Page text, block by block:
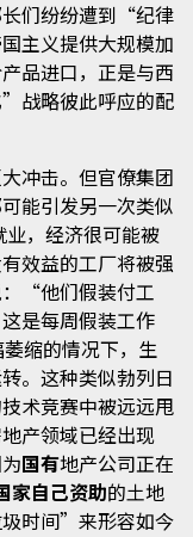
们纷纷遭到“纪律
主义提供大规模加
品进口，正是与西
战略彼此呼应的配
冲击。但官僚集团
能引发另一次类似
，经济很可能被
效益的工厂将被强
“他们假装付工
是每周假装工作
缩的情况下，生
。这种类似勃列日
术竞赛中被远远甩
产领域已经出现
国有地产公司正在
家自己资助的土地
时间”来形容如今